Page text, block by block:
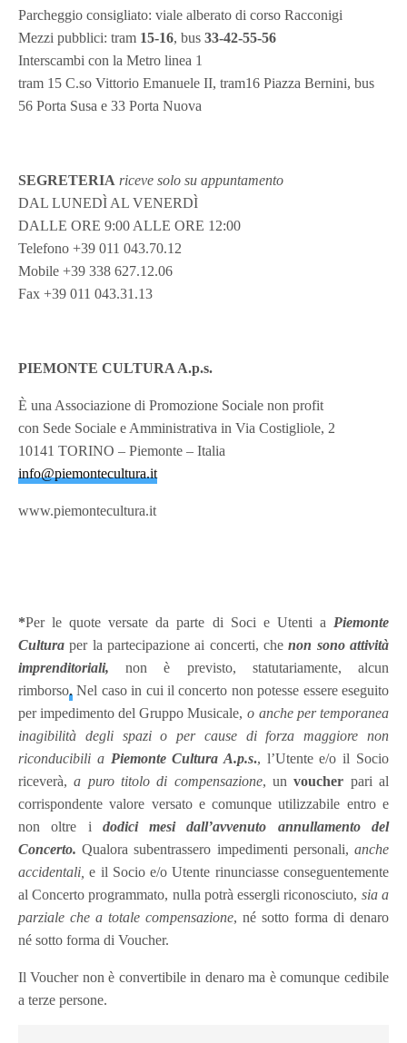
Parcheggio consigliato: viale alberato di corso Racconigi
Mezzi pubblici: tram 15-16, bus33-42-55-56
Interscambi con la Metro linea 1
tram 15 C.so Vittorio Emanuele II, tram16 Piazza Bernini, bus
56 Porta Susa e 33 Porta Nuova
SEGRETERIA riceve solo su appuntamento
DAL LUNEDÌ AL VENERDÌ
DALLE ORE 9:00 ALLE ORE 12:00
Telefono +39 011 043.70.12
Mobile +39 338 627.12.06
Fax +39 011 043.31.13
PIEMONTE CULTURA A.p.s.
È una Associazione di Promozione Sociale non profit
con Sede Sociale e Amministrativa in Via Costigliole, 2
10141 TORINO – Piemonte – Italia
info@piemontecultura.it
www.piemontecultura.it
*Per le quote versate da parte di Soci e Utenti a Piemonte
Cultura per la partecipazione ai concerti, chenon sono attività
imprenditoriali, non è previsto, statutariamente, alcun
rimborso. Nel caso in cui il concerto non potesse essere eseguito
per impedimento del Gruppo Musicale, o anche per temporanea
inagibilità degli spazi o per cause di forza maggiore non
riconducibili a Piemonte Cultura A.p.s., l’Utentee/o il Socio
riceverà, a puro titolo di compensazione, unvoucher pari al
corrispondente valore versato e comunque utilizzabile entro e
non oltre i dodici mesi dall’avvenuto annullamento del
Concerto. Qualora subentrassero impedimenti personali, anche
accidentali, e il Socio e/o Utente rinunciasse conseguentemente
al Concerto programmato, nulla potrà essergli riconosciuto, sia a
parziale che a totale compensazione, né sotto forma di denaro
né sotto forma di Voucher.
Il Voucher non è convertibile in denaro ma è comunque cedibile
a terze persone.